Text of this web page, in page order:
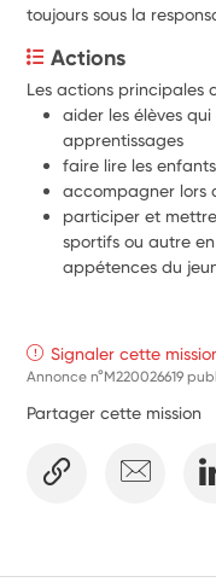
toujours sous la
Actions
Les actions principales
aider les élèves
apprentissages
faire lire les
accompagner lors
participer et
sportifs ou autre
appétences du
Signaler cette
Annonce n°M220026619
Partager cette mission